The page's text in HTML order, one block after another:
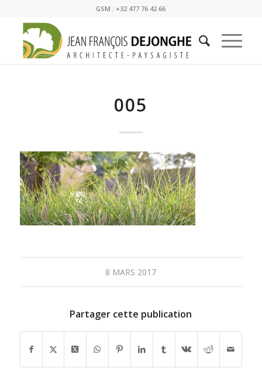
GSM : +32 477 76 42 66
005
8 MARS 2017
Partager cette publication